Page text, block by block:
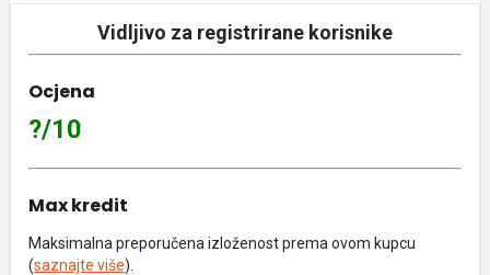
Vidljivo za registrirane korisnike
Ocjena
?/10
Max kredit
Maksimalna preporučena izloženost prema ovom kupcu
(saznajte više).